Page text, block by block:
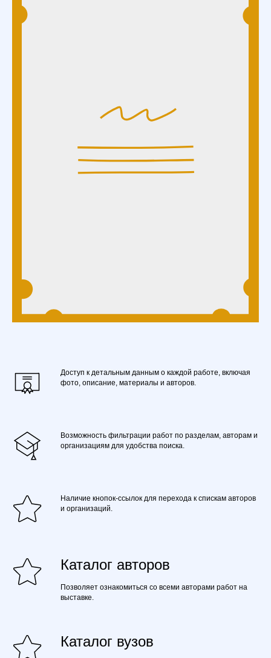
Доступ к детальным данным о каждой работе, включая
фото, описание, материалы и авторов.
Возможность фильтрации работ по разделам, авторам и
организациям для удобства поиска.
Наличие кнопок-ссылок для перехода к спискам авторов
и организаций.
Каталог авторов
Позволяет ознакомиться со всеми авторами работ на
выставке.
Каталог вузов